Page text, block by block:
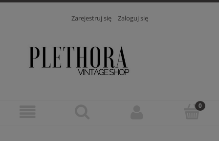
Zarejestruj się Zaloguj się